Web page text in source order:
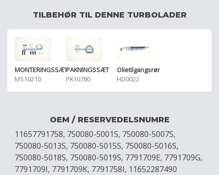
TILBEHØR TIL DENNE TURBOLADER
MONTERINGSSÆT
MS10210
PAKNINGSSÆT
PK10780
Olietilgangsrør
HD0022
OEM / RESERVEDELSNUMRE
11657791758, 750080-5001S, 750080-5007S,
750080-5013S, 750080-5015S, 750080-5016S,
750080-5018S, 750080-5019S, 7791709E, 7791709G,
7791709I, 7791709K, 7791758I, 11652287490